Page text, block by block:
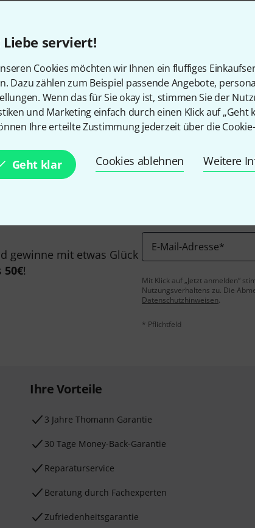
serviert!
Cookies möchten wir Ihnen ein fluffiges
Dazu zählen zum Beispiel passende Angebote,
Wenn das für Sie okay ist, stimmen Sie der
und Marketing einfach durch einen Klick auf „Geht
Ihre erteilte Zustimmung jederzeit über die
Geht klar Cookies ablehnen Weitere
Gefällt Ihnen, was Sie sehen?
gewinne mit etwas Glück
50€!
E-Mail-Adresse*
Mit Klick auf „Jetzt anmelden“
Nutzungsverhaltens zu. Die
Datenschutzhinweisen.
* Pflichtfeld
Ihre Vorteile
3 Jahre Thomann Garantie
30 Tage Money-Back-Garantie
Reparaturservice
Beratung durch Fachexperten
Zufriedenheitsgarantie